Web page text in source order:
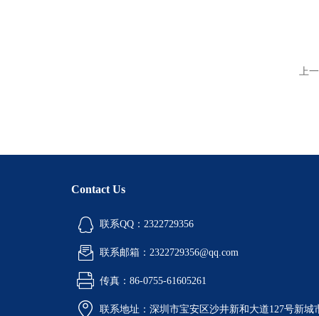
上
Contact Us
联系QQ：2322729356
联系邮箱：2322729356@qq.com
传真：86-0755-61605261
联系地址：深圳市宝安区沙井新和大道127号新城